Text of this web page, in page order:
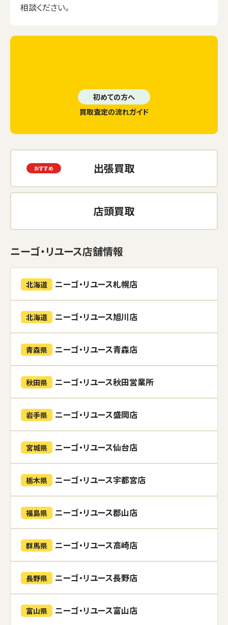
相談ください。
初めての方へ
買取査定の流れガイド
出張買取
店頭買取
ニーゴ・リユース店舗情報
北海道 ニーゴ・リユース札幌店
北海道 ニーゴ・リユース旭川店
青森県 ニーゴ・リユース青森店
秋田県 ニーゴ・リユース秋田営業所
岩手県 ニーゴ・リユース盛岡店
宮城県 ニーゴ・リユース仙台店
栃木県 ニーゴ・リユース宇都宮店
福島県 ニーゴ・リユース郡山店
群馬県 ニーゴ・リユース高崎店
長野県 ニーゴ・リユース長野店
富山県 ニーゴ・リユース富山店